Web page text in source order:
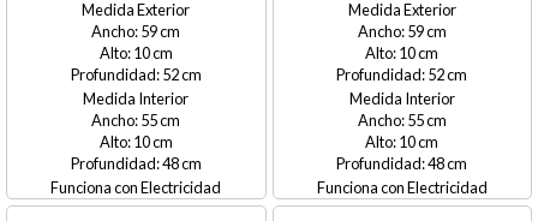
Medida Exterior
59
10
52
Medida Interior
55
10
48
Electricidad
Medida Exterior
59
10
52
Medida Interior
55
10
48
Electricidad